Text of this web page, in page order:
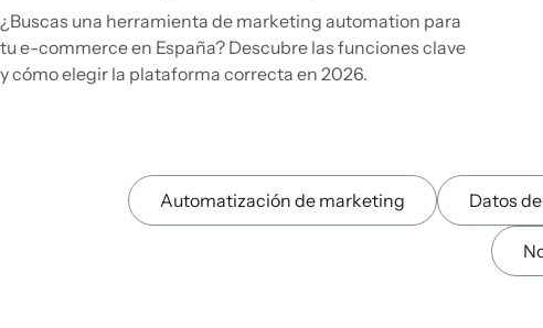
¿Buscas una herramienta de marketing automation para
tu e-commerce en España? Descubre las funciones clave
y cómo elegir la plataforma correcta en 2026.
Automatización de marketing Datos